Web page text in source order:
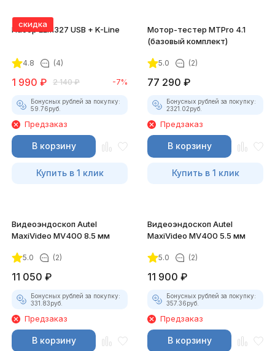
скидка
Набор ELM327 USB + K-Line
4.8 (4)
1 990 ₽ 2 140 ₽ -7%
Бонусных рублей за покупку:
59.76руб.
Предзаказ
В корзину
Купить в 1 клик
Мотор-тестер MTPro 4.1
(базовый комплект)
5.0 (2)
77 290 ₽
Бонусных рублей за покупку:
2321.02руб.
Предзаказ
В корзину
Купить в 1 клик
Видеоэндоскоп Autel
MaxiVideo MV400 8.5 мм
5.0 (2)
11 050 ₽
Бонусных рублей за покупку:
331.83руб.
Предзаказ
В корзину
Видеоэндоскоп Autel
MaxiVideo MV400 5.5 мм
5.0 (2)
11 900 ₽
Бонусных рублей за покупку:
357.36руб.
Предзаказ
В корзину